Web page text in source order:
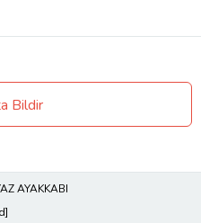
Bildir
AYAKKABI